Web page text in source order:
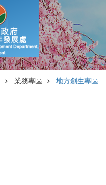
業務專區 地方創生專區